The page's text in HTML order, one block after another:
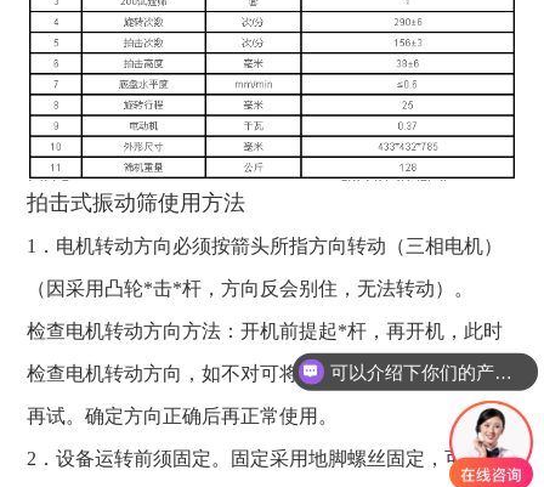
拍击式振动筛使用方法
1．电机转动方向必须按箭头所指方向转动（三相电机）
（因采用凸轮*击*杆，方向反会别住，无法转动）。
检查电机转动方向方法：开机前提起*杆，再开机，此时
检查电机转动方向，如不对可将三相中的两相交换线头后
再试。确定方向正确后再正常使用。
2．设备运转前须固定。固定采用地脚螺丝固定，可采用
可以介绍下你们的产品么？